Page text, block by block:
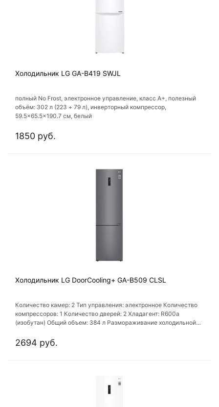
Холодильник LG GA-B419 SWJL
полный No Frost, электронное управление, класс A+, полезный
объём: 302 л (223 + 79 л), инверторный компрессор,
59.5x65.5x190.7 см, белый
1850 руб.
Холодильник LG DoorCooling+ GA-B509 CLSL
Количество камер: 2 Тип управления: электронное Количество
компрессоров: 1 Количество дверей: 2 Хладагент: R600a
(изобутан) Общий объем: 384 л Размораживание холодильной
2694 руб.